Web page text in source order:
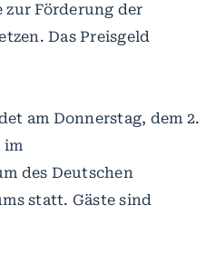
zur Förderung der
Das Preisgeld
am Donnerstag, dem 2.
im
des Deutschen
statt. Gäste sind